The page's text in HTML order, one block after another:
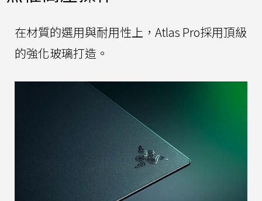
在材質的選用與耐用性上，Atlas Pro採用頂級
的強化玻璃打造。